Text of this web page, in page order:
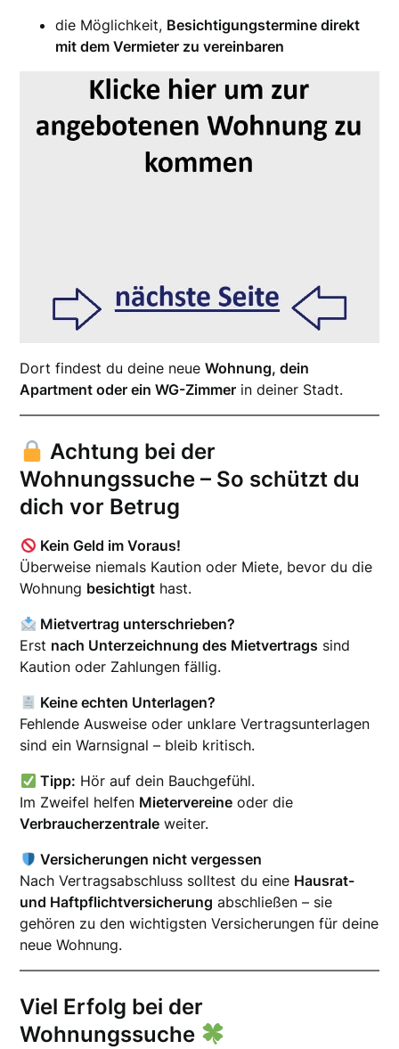
die Möglichkeit, Besichtigungstermine direkt
mit dem Vermieter zu vereinbaren
Dort findest du deine neueWohnung, dein
Apartment oder ein WG-Zimmer in deiner Stadt.
Achtung bei der
Wohnungssuche – So schützt du
dich vor Betrug
Kein Geld im Voraus!
Überweise niemals Kaution oder Miete, bevor du die
Wohnung besichtigt hast.
Mietvertrag unterschrieben?
Erst nach Unterzeichnung des Mietvertrags sind
Kaution oder Zahlungen fällig.
Keine echten Unterlagen?
Fehlende Ausweise oder unklare Vertragsunterlagen
sind ein Warnsignal – bleib kritisch.
Tipp: Hör auf dein Bauchgefühl.
Im Zweifel helfen Mietervereine oder die
Verbraucherzentrale weiter.
Versicherungen nicht vergessen
Nach Vertragsabschluss solltest du eine Hausrat-
und Haftpflichtversicherung abschließen – sie
gehören zu den wichtigsten Versicherungen für deine
neue Wohnung.
Viel Erfolg bei der
Wohnungssuche